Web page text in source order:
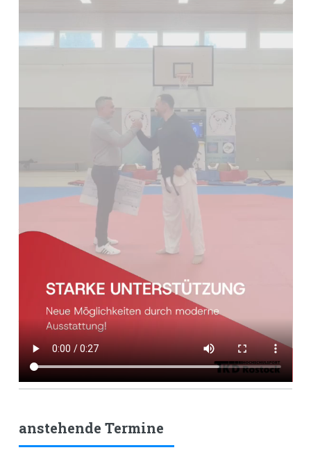
Willkommen beim THR e.V.
Wir möchten dir auf diesen Seiten den Verein und unseren Sport
näher vorstellen. Du findest hier wissenswertes bzgl.
Trainingszeiten, Terminen und Kontakten.
LERN UNS KENNEN
Sobald wir frische Bilder haben, landen sie direkt online für dich.
Termine und Infos werden ständig auf dem neuesten Stand
gehalten. Hast du Fragen oder brandneue Infos für uns? Schick
uns einfach eine E-Mail.
anstehende Termine